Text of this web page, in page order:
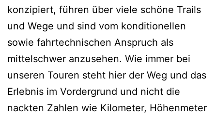
konzipiert, führen über viele schöne Trails
und Wege und sind vom konditionellen
sowie fahrtechnischen Anspruch als
mittelschwer anzusehen. Wie immer bei
unseren Touren steht hier der Weg und das
Erlebnis im Vordergrund und nicht die
nackten Zahlen wie Kilometer, Höhenmeter